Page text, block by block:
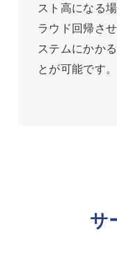
スト高になる
ラウド回帰さ
ステムにかか
とが可能です。
サ